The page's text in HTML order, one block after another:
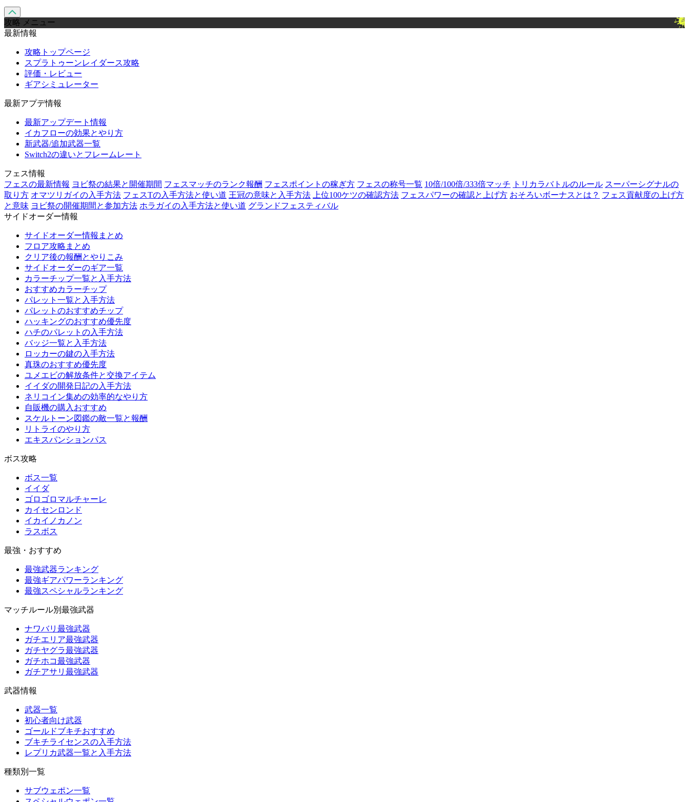
攻略 メニュー
最新情報
攻略トップページ
スプラトゥーンレイダース攻略
評価・レビュー
ギアシミュレーター
最新アプデ情報
最新アップデート情報
イカフローの効果とやり方
新武器/追加武器一覧
Switch2の違いとフレームレート
フェス情報
フェスの最新情報 ヨビ祭の結果と開催期間 フェスマッチのランク報酬 フェスポイントの稼ぎ方 フェスの称号一覧 10倍/100倍/333倍マッチ トリカラバトルのルール スーパーシグナルの
取り方 オマツリガイの入手方法 フェスTの入手方法と使い道 王冠の意味と入手方法 上位100ケツの確認方法 フェスパワーの確認と上げ方 おそろいボーナスとは？ フェス貢献度の上げ方
と意味 ヨビ祭の開催期間と参加方法 ホラガイの入手方法と使い道 グランドフェスティバル
サイドオーダー情報
サイドオーダー情報まとめ
フロア攻略まとめ
クリア後の報酬とやりこみ
サイドオーダーのギア一覧
カラーチップ一覧と入手方法
おすすめカラーチップ
パレット一覧と入手方法
パレットのおすすめチップ
ハッキングのおすすめ優先度
ハチのパレットの入手方法
バッジ一覧と入手方法
ロッカーの鍵の入手方法
真珠のおすすめ優先度
ユメエビの解放条件と交換アイテム
イイダの開発日記の入手方法
ネリコイン集めの効率的なやり方
自販機の購入おすすめ
スケルトーン図鑑の敵一覧と報酬
リトライのやり方
エキスパンションパス
ボス攻略
ボス一覧
イイダ
ゴロゴロマルチャーレ
カイセンロンド
イカイノカノン
ラスボス
最強・おすすめ
最強武器ランキング
最強ギアパワーランキング
最強スペシャルランキング
マッチルール別最強武器
ナワバリ最強武器
ガチエリア最強武器
ガチヤグラ最強武器
ガチホコ最強武器
ガチアサリ最強武器
武器情報
武器一覧
初心者向け武器
ゴールドブキチおすすめ
ブキチライセンスの入手方法
レプリカ武器一覧と入手方法
種類別一覧
サブウェポン一覧